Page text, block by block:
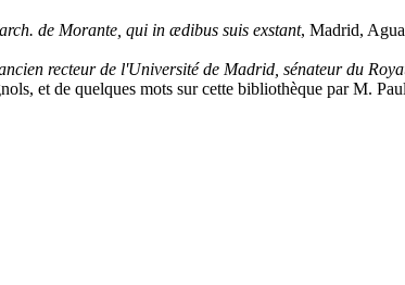
de Morante, qui in ædibus suis exstant, Madrid,
recteur de l'Université de Madrid, sénateur du
et de quelques mots sur cette bibliothèque par M.